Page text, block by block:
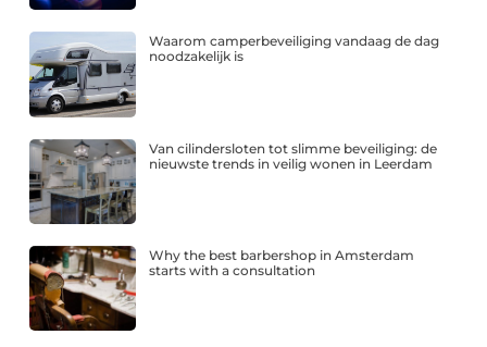
Waarom camperbeveiliging vandaag de dag
noodzakelijk is
Van cilindersloten tot slimme beveiliging: de
nieuwste trends in veilig wonen in Leerdam
Why the best barbershop in Amsterdam
starts with a consultation